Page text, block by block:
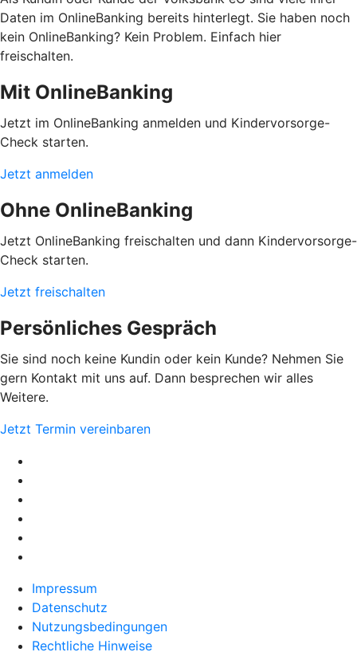
Daten im OnlineBanking bereits hinterlegt. Sie haben noch
kein OnlineBanking? Kein Problem. Einfach hier
freischalten.
Mit OnlineBanking
Jetzt im OnlineBanking anmelden und Kindervorsorge-
Check starten.
Jetzt anmelden
Ohne OnlineBanking
Jetzt OnlineBanking freischalten und dann Kindervorsorge-
Check starten.
Jetzt freischalten
Persönliches Gespräch
Sie sind noch keine Kundin oder kein Kunde? Nehmen Sie
gern Kontakt mit uns auf. Dann besprechen wir alles
Weitere.
Jetzt Termin vereinbaren
Impressum
Datenschutz
Nutzungsbedingungen
Rechtliche Hinweise